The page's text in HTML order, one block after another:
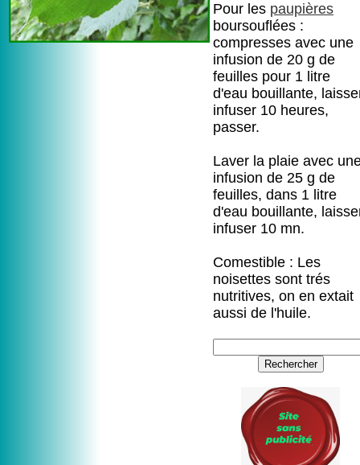
Pour les paupières
boursouflées :
compresses avec une
infusion de 20 g de
feuilles pour 1 litre
d'eau bouillante,
infuser 10 heures,
passer.
Laver la plaie avec
infusion de 25 g de
feuilles, dans 1 litre
d'eau bouillante,
infuser 10 mn.
Comestible : Les
noisettes sont trés
nutritives, on en extait
aussi de l'huile.